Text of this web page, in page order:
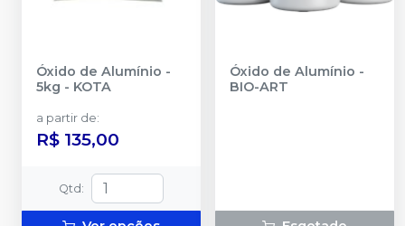
Óxido de Alumínio -
5kg - KOTA
a partir de:
R$ 135,00
Qtd :
Óxido de Alumínio -
BIO-ART